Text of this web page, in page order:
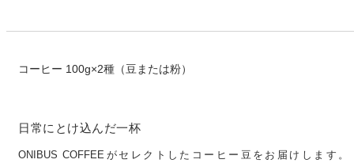
コーヒー 100g×2種（豆または粉）
日常にとけ込んだ一杯
ONIBUS COFFEEがセレクトしたコーヒー豆をお届けします。